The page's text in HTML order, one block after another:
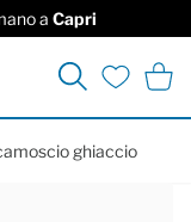
a Capri
Cerca
ghiaccio